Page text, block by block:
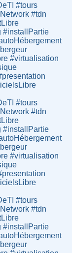
#tours
#tdn
#installPartie
#virtualisation
#tours
#tdn
#installPartie
#virtualisation
#tours
#tdn
#installPartie